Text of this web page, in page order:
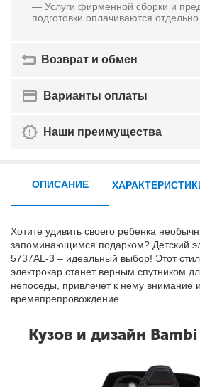
— Услуги фирменной сборки и
подготовки оплачиваются отдельно
Возврат и обмен
Варианты оплаты
Наши преимущества
ОПИСАНИЕ
Хотите удивить своего ребенка
запоминающимся подарком? Детский
5737AL-3 – идеальный выбор! Этот
электрокар станет верным спутником
непоседы, привлечет к нему внимание
времяпрепровождение.
Кузов и дизайн